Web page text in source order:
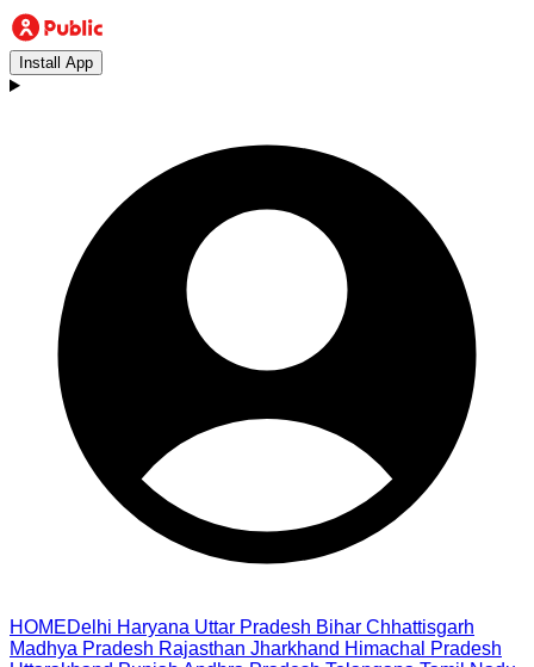
Install App
HOMEDelhi Haryana Uttar Pradesh Bihar Chhattisgarh
Madhya Pradesh Rajasthan Jharkhand Himachal Pradesh